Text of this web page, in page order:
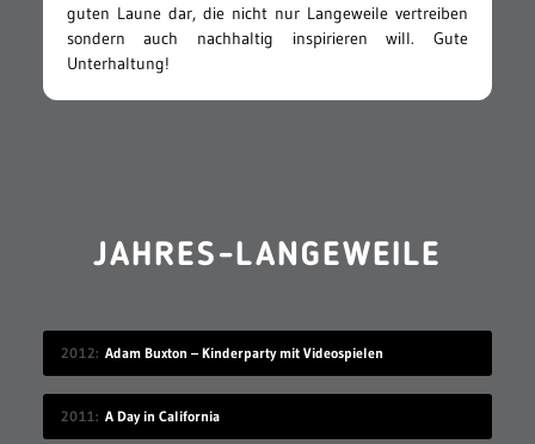
guten Laune dar, die nicht nur Langeweile vertreiben
sondern auch nachhaltig inspirieren will. Gute
Unterhaltung!
JAHRES-LANGEWEILE
2012 Adam Buxton – Kinderparty mit Videospielen
2011 A Day in California